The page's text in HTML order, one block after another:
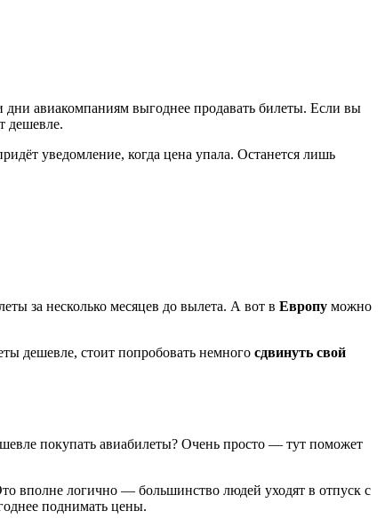
авиакомпаниям выгоднее продавать билеты. Если вы
дешевле.
уведомление, когда цена упала. Останется лишь
за несколько месяцев до вылета. А вот в Европу можно
дешевле, стоит попробовать немного сдвинуть свой
покупать авиабилеты? Очень просто — тут поможет
вполне логично — большинство людей уходят в отпуск с
поднимать цены.